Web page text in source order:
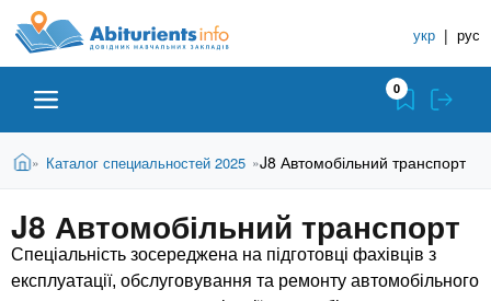
A
b
i
t
u
п
р
в
о
н
и
к
укр | рус
Абитуриенту
Вузы
0
В
д
е
с
Главная
» Каталог специальностей 2025 »J8 Автомобільний транспорт
J8 Автомобільний транспорт
Спеціальність зосереджена на підготовці фахівців з
експлуатації, обслуговування та ремонту автомобільного